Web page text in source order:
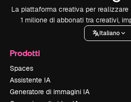
La piattaforma creativa per
1 milione di abbonati tra creativi,
Italiano
Prodotti
Spaces
Assistente IA
Generatore di immagini IA